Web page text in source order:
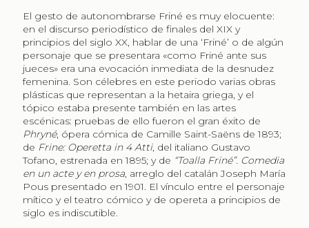
El gesto de autonombrarse Friné es muy elocuente:
en el discurso periodístico de finales del XIX y
principios del siglo XX, hablar de una ‘Friné’ o de algún
personaje que se presentara «como Friné ante sus
jueces» era una evocación inmediata de la desnudez
femenina. Son célebres en este periodo varias obras
plásticas que representan a la hetaira griega, y el
tópico estaba presente también en las artes
escénicas: pruebas de ello fueron el gran éxito de
Phryné, ópera cómica de Camille Saint-Saëns de 1893;
de Frine: Operetta in 4 Atti, del italiano Gustavo
Tofano, estrenada en 1895; y de “Toalla Friné”. Comedia
en un acte y en prosa, arreglo del catalán Joseph María
Pous presentado en 1901. El vínculo entre el personaje
mítico y el teatro cómico y de opereta a principios de
siglo es indiscutible.